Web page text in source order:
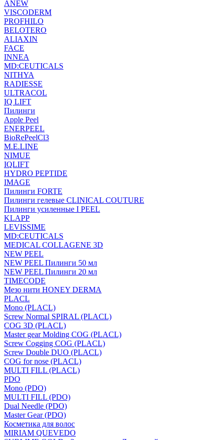
ANEW
VISCODERM
PROFHILO
BELOTERO
ALIAXIN
FACE
INNEA
MD:CEUTICALS
NITHYA
RADIESSE
ULTRACOL
IQ LIFT
Пилинги
Apple Peel
ENERPEEL
BioRePeelCl3
M.E.LINE
NIMUE
IQLIFT
HYDRO PEPTIDE
IMAGE
Пилинги FORTE
Пилинги гелевые CLINICAL COUTURE
Пилинги усиленные I PEEL
KLAPP
LEVISSIME
MD:CEUTICALS
MEDICAL COLLAGENE 3D
NEW PEEL
NEW PEEL Пилинги 50 мл
NEW PEEL Пилинги 20 мл
TIMECODE
Мезо нити HONEY DERMA
PLACL
Mono (PLACL)
Screw Normal SPIRAL (PLACL)
COG 3D (PLACL)
Master gear Molding COG (PLACL)
Screw Cogging COG (PLACL)
Screw Double DUO (PLACL)
COG for nose (PLACL)
MULTI FILL (PLACL)
PDO
Mono (PDO)
MULTI FILL (PDO)
Dual Needle (PDO)
Master Gear (PDO)
Косметика для волос
MIRIAM QUEVEDO